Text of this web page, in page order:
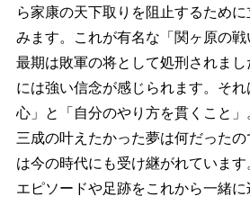
ら家康の天下取りを阻止するため
みます。これが有名な「関ヶ原の戦
最期は敗軍の将として処刑されま
には強い信念が感じられます。そ
心」と「自分のやり方を貫くこと」
三成の叶えたかった夢は何だった
は今の時代にも受け継がれていま
エピソードや足跡をこれから一緒に